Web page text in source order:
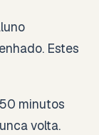
Estes
minutos
volta.